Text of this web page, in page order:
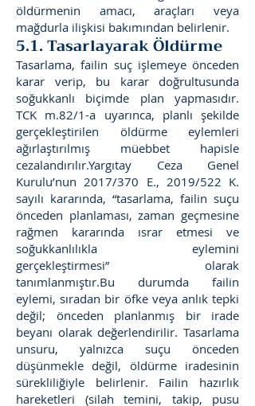
öldürmenin amacı, araçları veya
mağdurla ilişkisi bakımından belirlenir.
5.1. Tasarlayarak Öldürme
Tasarlama, failin suç işlemeye önceden
karar verip, bu karar doğrultusunda
soğukkanlı biçimde plan yapmasıdır.
TCK m.82/1-a uyarınca, planlı şekilde
gerçekleştirilen öldürme eylemleri
ağırlaştırılmış müebbet hapisle
cezalandırılır.Yargıtay Ceza Genel
Kurulu’nun 2017/370 E., 2019/522 K.
sayılı kararında, “tasarlama, failin suçu
önceden planlaması, zaman geçmesine
rağmen kararında ısrar etmesi ve
soğukkanlılıkla eylemini
gerçekleştirmesi” olarak
tanımlanmıştır.Bu durumda failin
eylemi, sıradan bir öfke veya anlık tepki
değil; önceden planlanmış bir irade
beyanı olarak değerlendirilir. Tasarlama
unsuru, yalnızca suçu önceden
düşünmekle değil, öldürme iradesinin
sürekliliğiyle belirlenir. Failin hazırlık
hareketleri (silah temini, takip, pusu